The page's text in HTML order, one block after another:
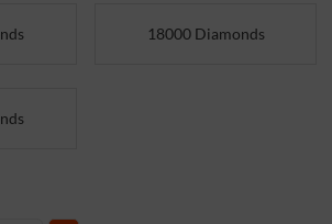
18000 Diamonds